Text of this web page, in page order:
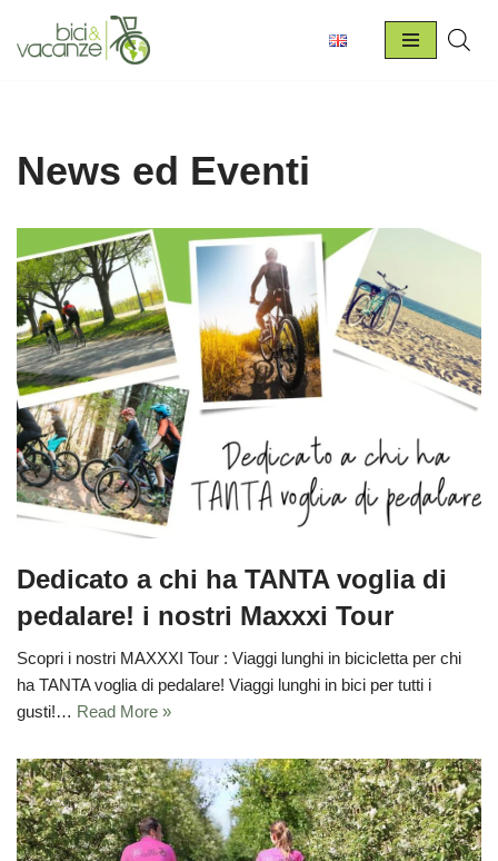
Vai
News ed Eventi
Dedicato a chi ha TANTA voglia di
pedalare! i nostri Maxxxi Tour
Scopri i nostri MAXXXI Tour : Viaggi lunghi in bicicletta per chi
ha TANTA voglia di pedalare! Viaggi lunghi in bici per tutti i
gusti!… Read More »